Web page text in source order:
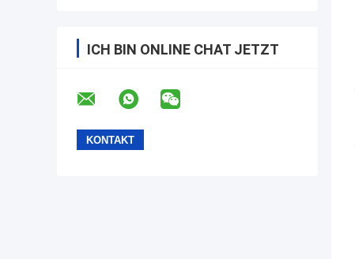
ICH BIN ONLINE CHAT JETZT